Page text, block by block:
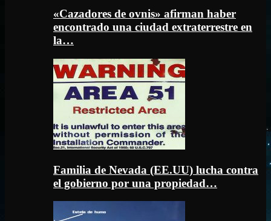
«Cazadores de ovnis» afirman haber
encontrado una ciudad extraterrestre en
la…
Familia de Nevada (EE.UU) lucha contra
el gobierno por una propiedad…